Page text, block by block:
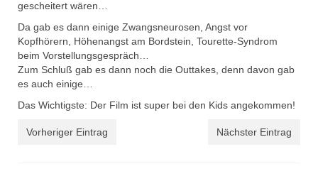
gescheitert wären…
Da gab es dann einige Zwangsneurosen, Angst vor
Kopfhörern, Höhenangst am Bordstein, Tourette-Syndrom
beim Vorstellungsgespräch…
Zum Schluß gab es dann noch die Outtakes, denn davon gab
es auch einige…
Das Wichtigste: Der Film ist super bei den Kids angekommen!
Vorheriger Eintrag Nächster Eintrag